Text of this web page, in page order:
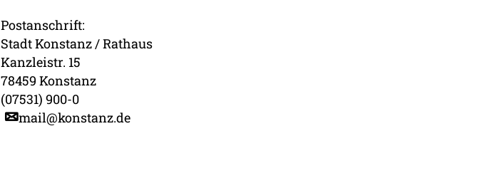
Postanschrift:
Stadt Konstanz / Rathaus
Kanzleistr. 15
78459 Konstanz
(07531) 900-0
mail@konstanz.de